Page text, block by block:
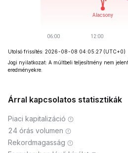
Utolsó frissítés: 2026-08-08 04:05:27 (UTC+0)
Jogi nyilatkozat: A múltbeli teljesítmény nem
eredményekre.
Árral kapcsolatos statisztikák
Piaci kapitalizáció
24 órás volumen
Rekordmagasság